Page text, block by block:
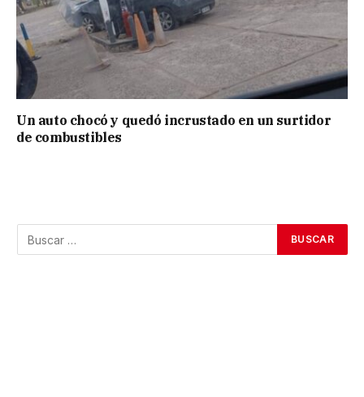
Un auto chocó y quedó incrustado en un surtidor
de combustibles